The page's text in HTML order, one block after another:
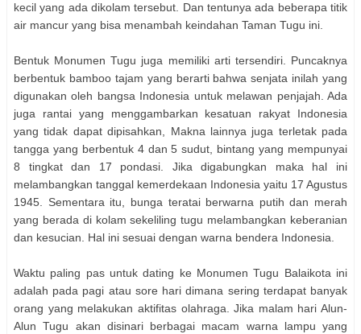
kecil yang ada dikolam tersebut. Dan tentunya ada beberapa titik
air mancur yang bisa menambah keindahan Taman Tugu ini.
Bentuk Monumen Tugu juga memiliki arti tersendiri. Puncaknya
berbentuk bamboo tajam yang berarti bahwa senjata inilah yang
digunakan oleh bangsa Indonesia untuk melawan penjajah. Ada
juga rantai yang menggambarkan kesatuan rakyat Indonesia
yang tidak dapat dipisahkan, Makna lainnya juga terletak pada
tangga yang berbentuk 4 dan 5 sudut, bintang yang mempunyai
8 tingkat dan 17 pondasi. Jika digabungkan maka hal ini
melambangkan tanggal kemerdekaan Indonesia yaitu 17 Agustus
1945. Sementara itu, bunga teratai berwarna putih dan merah
yang berada di kolam sekeliling tugu melambangkan keberanian
dan kesucian. Hal ini sesuai dengan warna bendera Indonesia.
Waktu paling pas untuk dating ke Monumen Tugu Balaikota ini
adalah pada pagi atau sore hari dimana sering terdapat banyak
orang yang melakukan aktifitas olahraga. Jika malam hari Alun-
Alun Tugu akan disinari berbagai macam warna lampu yang